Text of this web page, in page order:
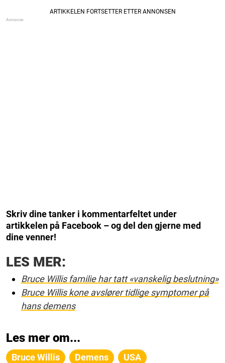
Skriv dine tanker i kommentarfeltet under
artikkelen på Facebook – og del den gjerne med
dine venner!
LES MER:
Bruce Willis familie har tatt «vanskelig beslutning»
Bruce Willis kone avslører tidlige symptomer på
hans demens
Les mer om...
Bruce Willis Demens USA